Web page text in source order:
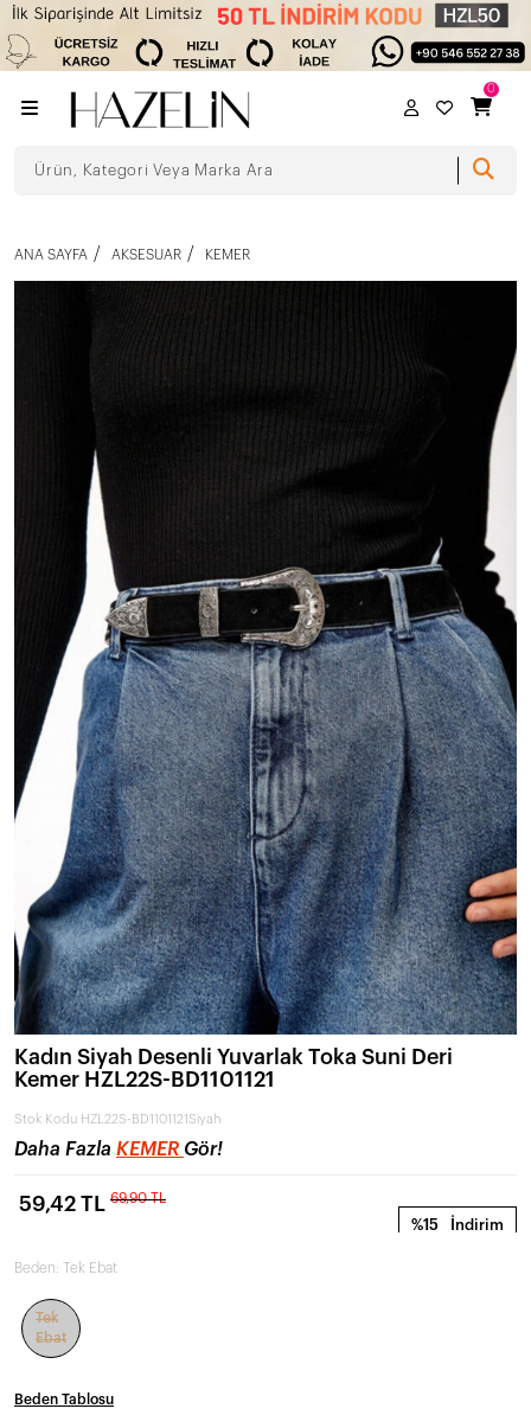
0
ANA SAYFA AKSESUAR KEMER
Kadın Siyah Desenli Yuvarlak Toka Suni Deri
Kemer HZL22S-BD1101121
Stok Kodu HZL22S-BD1101121Siyah
Daha Fazla KEMER Gör!
%15 İndirim
59,42 TL 69,90 TL
Beden: Tek Ebat
Tek
Ebat
Beden Tablosu